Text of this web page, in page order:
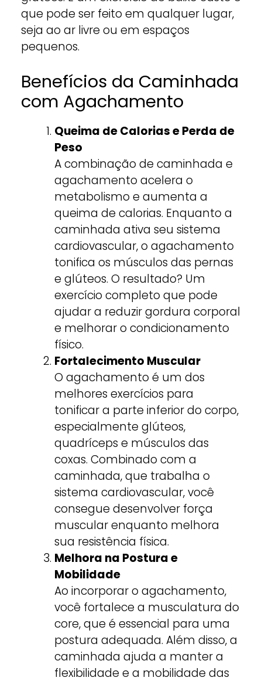
que pode ser feito em qualquer lugar,
seja ao ar livre ou em espaços
pequenos.
Benefícios da Caminhada
com Agachamento
Queima de Calorias e Perda de
Peso
A combinação de caminhada e
agachamento acelera o
metabolismo e aumenta a
queima de calorias. Enquanto a
caminhada ativa seu sistema
cardiovascular, o agachamento
tonifica os músculos das pernas
e glúteos. O resultado? Um
exercício completo que pode
ajudar a reduzir gordura corporal
e melhorar o condicionamento
físico.
Fortalecimento Muscular
O agachamento é um dos
melhores exercícios para
tonificar a parte inferior do corpo,
especialmente glúteos,
quadríceps e músculos das
coxas. Combinado com a
caminhada, que trabalha o
sistema cardiovascular, você
consegue desenvolver força
muscular enquanto melhora
sua resistência física.
Melhora na Postura e
Mobilidade
Ao incorporar o agachamento,
você fortalece a musculatura do
core, que é essencial para uma
postura adequada. Além disso, a
caminhada ajuda a manter a
flexibilidade e a mobilidade das